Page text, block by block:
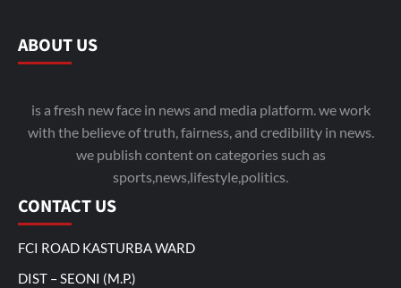
ABOUT US
is a fresh new face in news and media platform. we work
with the believe of truth, fairness, and credibility in news.
we publish content on categories such as
sports,news,lifestyle,politics.
CONTACT US
FCI ROAD KASTURBA WARD
DIST – SEONI (M.P.)